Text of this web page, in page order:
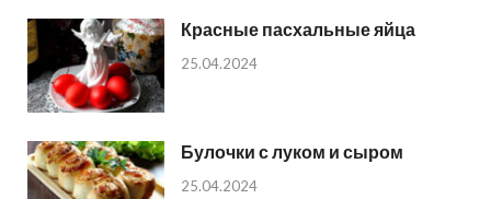
Красные пасхальные яйца
25.04.2024
Булочки с луком и сыром
25.04.2024